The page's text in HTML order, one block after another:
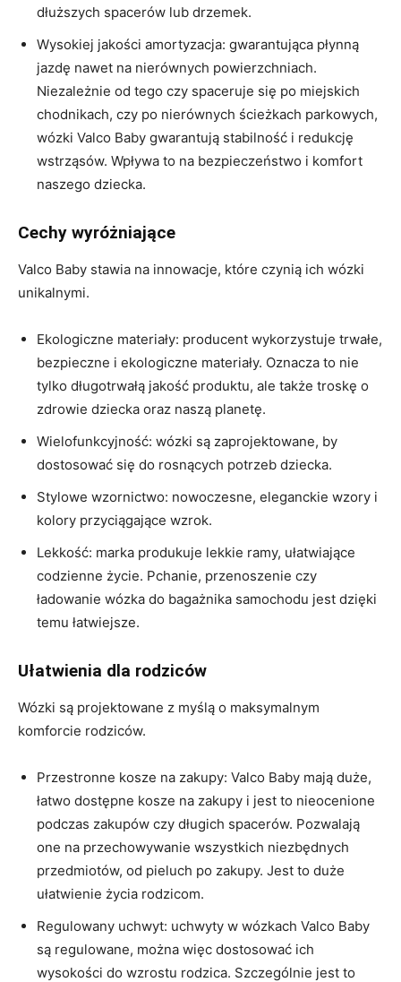
dłuższych spacerów lub drzemek.
Wysokiej jakości amortyzacja: gwarantująca płynną
jazdę nawet na nierównych powierzchniach.
Niezależnie od tego czy spaceruje się po miejskich
chodnikach, czy po nierównych ścieżkach parkowych,
wózki Valco Baby gwarantują stabilność i redukcję
wstrząsów. Wpływa to na bezpieczeństwo i komfort
naszego dziecka.
Cechy wyróżniające
Valco Baby stawia na innowacje, które czynią ich wózki
unikalnymi.
Ekologiczne materiały: producent wykorzystuje trwałe,
bezpieczne i ekologiczne materiały. Oznacza to nie
tylko długotrwałą jakość produktu, ale także troskę o
zdrowie dziecka oraz naszą planetę.
Wielofunkcyjność: wózki są zaprojektowane, by
dostosować się do rosnących potrzeb dziecka.
Stylowe wzornictwo: nowoczesne, eleganckie wzory i
kolory przyciągające wzrok.
Lekkość: marka produkuje lekkie ramy, ułatwiające
codzienne życie. Pchanie, przenoszenie czy
ładowanie wózka do bagażnika samochodu jest dzięki
temu łatwiejsze.
Ułatwienia dla rodziców
Wózki są projektowane z myślą o maksymalnym
komforcie rodziców.
Przestronne kosze na zakupy: Valco Baby mają duże,
łatwo dostępne kosze na zakupy i jest to nieocenione
podczas zakupów czy długich spacerów. Pozwalają
one na przechowywanie wszystkich niezbędnych
przedmiotów, od pieluch po zakupy. Jest to duże
ułatwienie życia rodzicom.
Regulowany uchwyt: uchwyty w wózkach Valco Baby
są regulowane, można więc dostosować ich
wysokości do wzrostu rodzica. Szczególnie jest to